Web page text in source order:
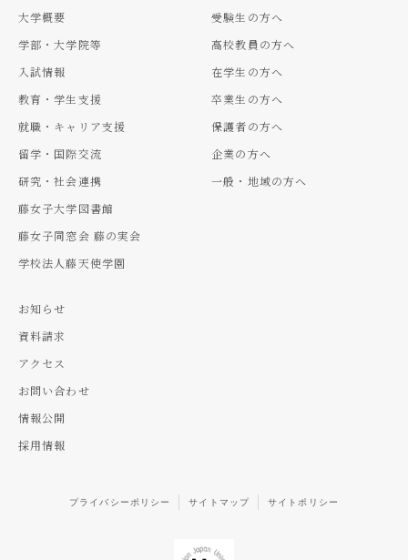
大学概要
学部・大学院等
入試情報
教育・学生支援
就職・キャリア支援
留学・国際交流
研究・社会連携
藤女子大学図書館
藤女子同窓会 藤の実会
学校法人藤天使学園
受験生の方へ
高校教員の方へ
在学生の方へ
卒業生の方へ
保護者の方へ
企業の方へ
一般・地域の方へ
お知らせ
資料請求
アクセス
お問い合わせ
情報公開
採用情報
プライバシーポリシー サイトマップ サイトポリシー